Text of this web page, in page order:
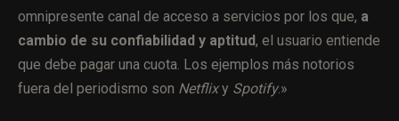
omnipresente canal de acceso a servicios por los que, a
cambio de su confiabilidad y aptitud, el usuario entiende
que debe pagar una cuota. Los ejemplos más notorios
fuera del periodismo son Netflixy Spotify.»